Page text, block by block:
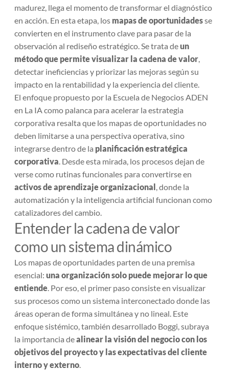
madurez, llega el momento de transformar el diagnóstico
en acción. En esta etapa, los mapas de oportunidadesse
convierten en el instrumento clave para pasar de la
observación al rediseño estratégico. Se trata deun
método que permitevisualizar la cadena de valor,
detectar ineficiencias y priorizar las mejoras según su
impacto en la rentabilidad y la experiencia del cliente.
El enfoque propuesto por la Escuela de Negocios ADEN
en La IA como palanca para acelerar la estrategia
corporativa resalta que los mapas de oportunidades no
deben limitarse a una perspectiva operativa, sino
integrarse dentro de la planificación estratégica
corporativa. Desde esta mirada, los procesos dejan de
verse como rutinas funcionales para convertirse en
activos de aprendizaje organizacional, donde la
automatización y la inteligencia artificial funcionan como
catalizadores del cambio.
Entender la cadena de valor
como un sistema dinámico
Los mapas de oportunidades parten de una premisa
esencial: una organización solo puede mejorar lo que
entiende. Por eso, el primer paso consiste en visualizar
sus procesos como un sistema interconectado donde las
áreas operan de forma simultánea y no lineal. Este
enfoque sistémico, también desarrollado Boggi, subraya
la importancia dealinear la visión del negocio con los
objetivos del proyecto y las expectativas del cliente
interno y externo.